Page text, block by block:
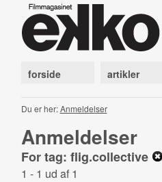
forside artikler
Du er her:Anmeldelser
Anmeldelser
For tag: flig.collective
1 - 1 ud af 1